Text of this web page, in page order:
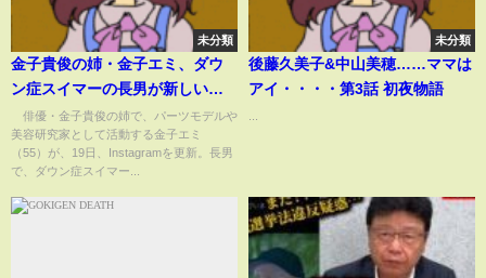
未分類
金子貴俊の姉・金子エミ、ダウ
ン症スイマーの長男が新しい世
界へ挑戦「家族みんなで応援し
ています」(ABEMA TIMES)
俳優・金子貴俊の姉で、パーツモデルや
美容研究家として活動する金子エミ
（55）が、19日、Instagramを更新。長男
で、ダウン症スイマー...
未分類
後藤久美子&中山美穂……ママは
アイ・・・・第3話 初夜物語